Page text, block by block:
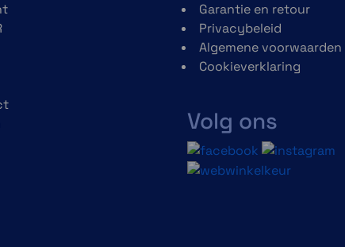
bevestigingsopties kun je
jouw telefoon ook
makkelijk bevestigen.
Garantie en retour
Privacybeleid
Algemene voorwaarden
Cookieverklaring
Volg ons